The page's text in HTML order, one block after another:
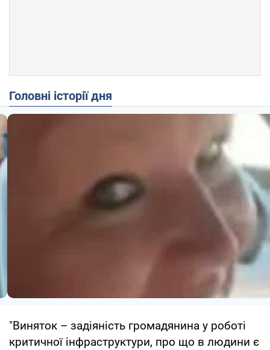
Головні історії дня
"Виняток – задіяність громадянина у роботі
критичної інфраструктури, про що в людини є